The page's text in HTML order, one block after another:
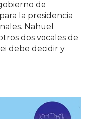
de
la presidencia
Nahuel
dos vocales de
debe decidir y